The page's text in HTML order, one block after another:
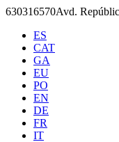
Skip
content
630316570Avd.
ES
CAT
GA
EU
PO
EN
DE
FR
IT